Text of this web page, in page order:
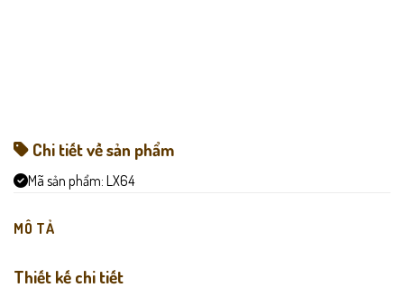
Chi tiết về sản phẩm
Mã sản phẩm: LX64
MÔ TẢ
Thiết kế chi tiết